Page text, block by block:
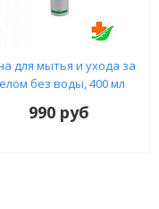
для мытья и ухода за
без воды, 400 мл
990 руб